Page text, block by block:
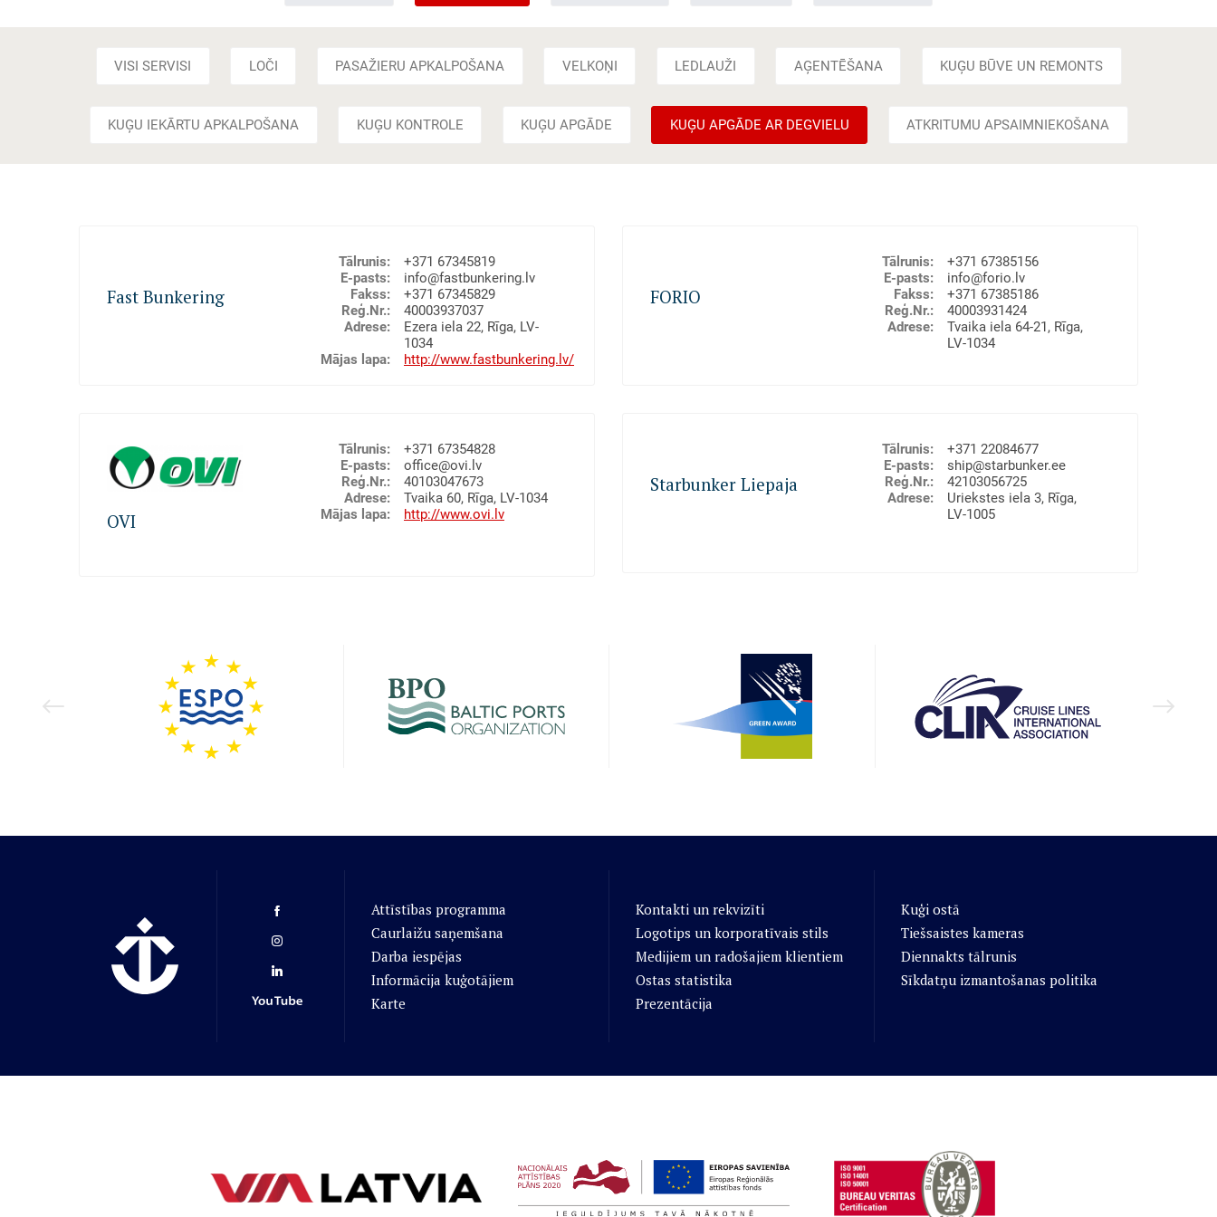
VISI SERVISI LOČI PASAŽIERU APKALPOŠANA VELKOŅI LEDLAUŽI AĢENTĒŠANA KUĢU BŪVE UN REMONTS
KUĢU IEKĀRTU APKALPOŠANA KUĢU KONTROLE KUĢU APGĀDE KUĢU APGĀDE AR DEGVIELU ATKRITUMU APSAIMNIEKOŠANA
Fast Bunkering
Tālrunis:
+371 67345819
E-pasts:
info@fastbunkering.lv
Fakss:
+371 67345829
Reģ.Nr.:
40003937037
Adrese:
Ezera iela 22, Rīga, LV-
1034
Mājas lapa:
http://www.fastbunkering.lv/
Aplūkot uz kartes
OVI
Tālrunis:
+371 67354828
E-pasts:
office@ovi.lv
Reģ.Nr.:
40103047673
Adrese:
Tvaika 60, Rīga, LV-1034
Mājas lapa: http://www.ovi.lv
• reloading and storage of oil products
• manufacturing of oils and oil additives
KUĢU APGĀDE AR DEGVIELU KRAVU PĀRKRAUŠANA UN UZGLABĀŠANA KUĢU APGĀDE
NAFTAS PRODUKTI
FORIO
Tālrunis:
+371 67385156
E-pasts:
info@forio.lv
Fakss:
+371 67385186
Reģ.Nr.:
40003931424
Adrese:
Tvaika iela 64-21, Rīga,
LV-1034
Starbunker Liepaja
Tālrunis:
+371 22084677
E-pasts:
ship@starbunker.ee
Reģ.Nr.:
42103056725
Adrese:
Uriekstes iela 3, Rīga,
LV-1005
Attīstības programma
Caurlaižu saņemšana
Darba iespējas
Informācija kuģotājiem
Karte
Kontakti un rekvizīti
Logotips un korporatīvais stils
Medijiem un radošajiem klientiem
Ostas statistika
Prezentācija
Kuģi ostā
Tiešsaistes kameras
Diennakts tālrunis
Sīkdatņu izmantošanas politika